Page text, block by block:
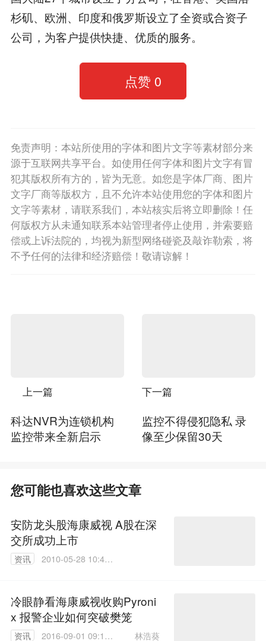
杉矶、欧洲、印度和俄罗斯设立了全资或合资子
公司，为客户提供快捷、优质的服务。
点赞 0
免责声明：本站所使用的字体和图片文字等素材部分来
源于互联网共享平台。如使用任何字体和图片文字有冒
犯其版权所有方的，皆为无意。如您是字体厂商、图片
文字厂商等版权方，且不允许本站使用您的字体和图片
文字等素材，请联系我们，本站核实后将立即删除！任
何版权方从未通知联系本站管理者停止使用，并索要赔
偿或上诉法院的，均视为新型网络碰瓷及敲诈勒索，将
不予任何的法律和经济赔偿！敬请谅解！
上一篇
科达NVR为连锁机构
监控带来全新启示
下一篇
监控不得侵犯隐私 录
像至少保留30天
您可能也喜欢这些文章
安防龙头股海康威视 A股在深
交所成功上市
资讯
2010-05-28 10:46:
冷眼静看海康威视收购Pyroni
x 报警企业如何突破樊笼
资讯 2016-09-01 09:17: 林浩葵